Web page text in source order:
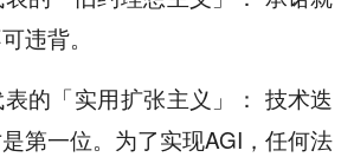
违背。
的「实用扩张主义」： 技术迭
第一位。为了实现AGI，任何法